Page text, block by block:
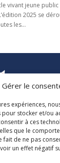
Gérer le
expériences,
pour stocker et/ou
à ces
que le
fait de ne pas
un effet négatif
vivant jeune
2025 se
les...
Laïques de
dans nos locaux du
Le standard
à 16h00.